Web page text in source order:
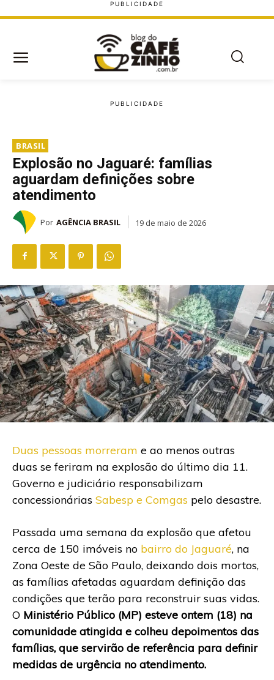
BRASIL
Explosão no Jaguaré: famílias
aguardam definições sobre
atendimento
Por AGÊNCIA BRASIL 19 de maio de 2026
Duas pessoas morreram e ao menos outras
duas se feriram na explosão do último dia 11.
Governo e judiciário responsabilizam
concessionárias Sabesp e Comgas pelo desastre.
Passada uma semana da explosão que afetou
cerca de 150 imóveis no bairro do Jaguaré, na
Zona Oeste de São Paulo, deixando dois mortos,
as famílias afetadas aguardam definição das
condições que terão para reconstruir suas vidas.
O Ministério Público (MP) esteve ontem (18) na
comunidade atingida e colheu depoimentos das
famílias, que servirão de referência para definir
medidas de urgência no atendimento.